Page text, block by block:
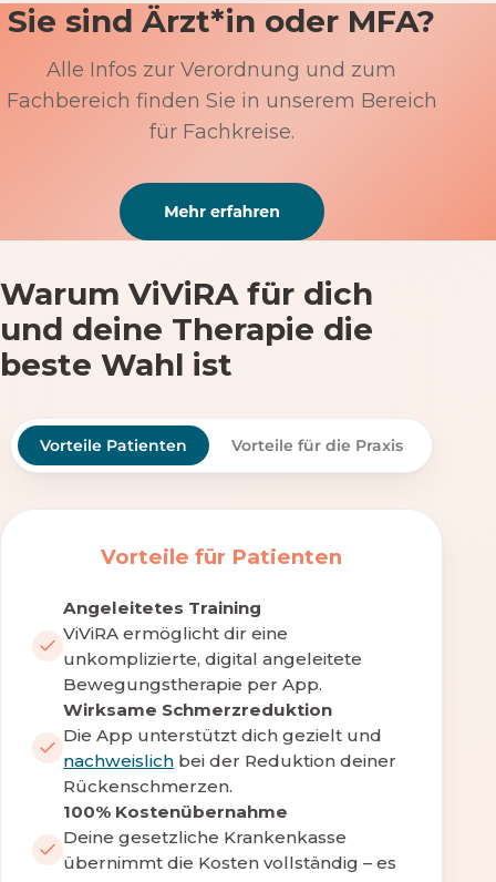
Sie sind Ärzt*in oder MFA?
Alle Infos zur Verordnung und zum
Fachbereich finden Sie in unserem Bereich
für Fachkreise.
Warum ViViRA für dich
und deine Therapie die
beste Wahl ist
Vorteile Patienten Vorteile für die Praxis
Vorteile für Patienten
Angeleitetes Training
ViViRA ermöglicht dir eine
unkomplizierte, digital angeleitete
Bewegungstherapie per App.
Wirksame Schmerzreduktion
Die App unterstützt dich gezielt und
nachweislich bei der Reduktion deiner
Rückenschmerzen.
100% Kostenübernahme
Deine gesetzliche Krankenkasse
übernimmt die Kosten vollständig – es